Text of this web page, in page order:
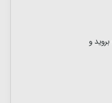
بروید و